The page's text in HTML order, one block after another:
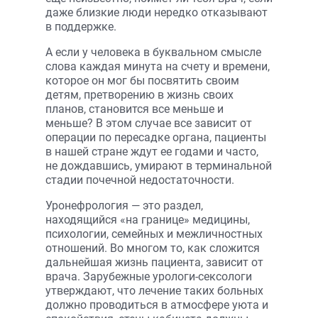
даже близкие люди нередко отказывают
в поддержке.
А если у человека в буквальном смысле
слова каждая минута на счету и времени,
которое он мог бы посвятить своим
детям, претворению в жизнь своих
планов, становится все меньше и
меньше? В этом случае все зависит от
операции по пересадке органа, пациенты
в нашей стране ждут ее годами и часто,
не дождавшись, умирают в терминальной
стадии почечной недостаточности.
Уронефрология — это раздел,
находящийся «на границе» медицины,
психологии, семейных и межличностных
отношений. Во многом то, как сложится
дальнейшая жизнь пациента, зависит от
врача. Зарубежные урологи-сексологи
утверждают, что лечение таких больных
должно проводиться в атмосфере уюта и